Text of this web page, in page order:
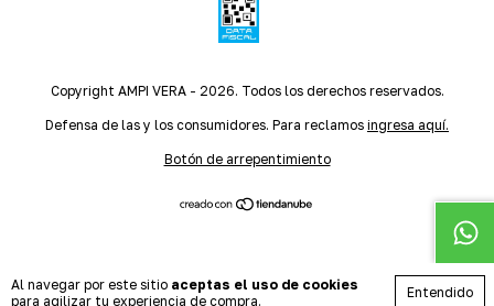
Al navegar por este sitio aceptas el uso de cookies
para agilizar tu experiencia de compra.
Entendido
Copyright AMPI VERA - 2026. Todos los derechos reservados.
Defensa de las y los consumidores. Para reclamos ingresa aquí.
Botón de arrepentimiento